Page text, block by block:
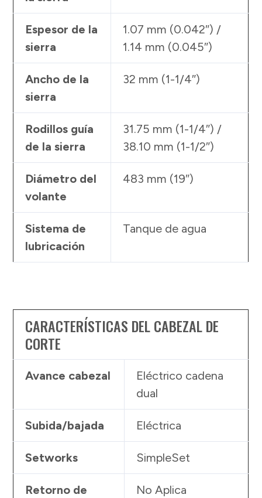
Espesor de la
sierra
1.07 mm (0.042″) /
1.14 mm (0.045″)
Ancho de la
sierra
32 mm (1-1/4″)
Rodillos guía
de la sierra
31.75 mm (1-1/4″) /
38.10 mm (1-1/2″)
Diámetro del
volante
483 mm (19″)
Sistema de
lubricación
Tanque de agua
CARACTERÍSTICAS DEL CABEZAL DE
CORTE
Avance cabezal
Eléctrico cadena
dual
Subida/bajada Eléctrica
Setworks SimpleSet
Retorno de
No Aplica